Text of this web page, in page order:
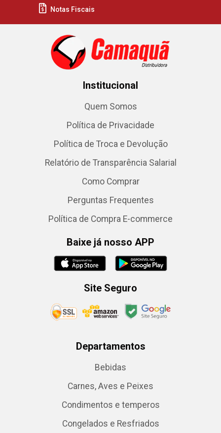
Notas Fiscais
Institucional
Quem Somos
Política de Privacidade
Política de Troca e Devolução
Relatório de Transparência Salarial
Como Comprar
Perguntas Frequentes
Política de Compra E-commerce
Baixe já nosso APP
Site Seguro
Departamentos
Bebidas
Carnes, Aves e Peixes
Condimentos e temperos
Congelados e Resfriados